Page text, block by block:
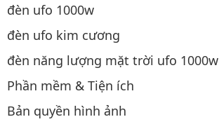
đèn ufo 1000w
đèn ufo kim cương
đèn năng lượng mặt trời ufo 1000w
Phần mềm & Tiện ích
Bản quyền hình ảnh